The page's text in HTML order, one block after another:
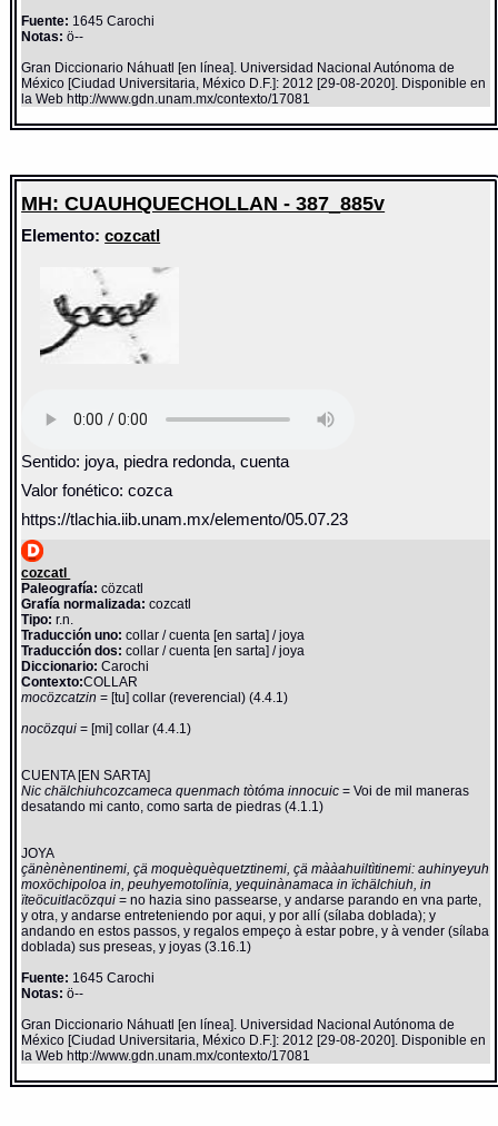
Fuente: 1645 Carochi
Notas: ö--
Gran Diccionario Náhuatl [en línea]. Universidad Nacional Autónoma de
México [Ciudad Universitaria, México D.F.]: 2012 [29-08-2020]. Disponible en
la Web http://www.gdn.unam.mx/contexto/17081
MH: CUAUHQUECHOLLAN - 387_885v
Elemento:cozcatl
Sentido: joya, piedra redonda, cuenta
Valor fonético: cozca
https://tlachia.iib.unam.mx/elemento/05.07.23
cozcatl
Paleografía: cözcatl
Grafía normalizada: cozcatl
Tipo: r.n.
Traducción uno: collar / cuenta [en sarta] / joya
Traducción dos: collar / cuenta [en sarta] / joya
Diccionario:Carochi
Contexto:COLLAR
mocözcatzin= [tu] collar (reverencial) (4.4.1)
nocözqui= [mi] collar (4.4.1)
CUENTA [EN SARTA]
Nic chälchiuhcozcameca quenmach tòtóma innocuic= Voi de mil maneras
desatando mi canto, como sarta de piedras (4.1.1)
JOYA
çänènènentinemi, çä moquèquèquetztinemi, çä mààahuiltìtinemi: auhinyeyuh
moxöchipoloa in, peuhyemotolïnia, yequinànamaca in ïchälchiuh, in
ïteöcuitlacözqui= no hazia sino passearse, y andarse parando en vna parte,
y otra, y andarse entreteniendo por aqui, y por allí (sílaba doblada); y
andando en estos passos, y regalos empeço à estar pobre, y à vender (sílaba
doblada) sus preseas, y joyas (3.16.1)
Fuente: 1645 Carochi
Notas: ö--
Gran Diccionario Náhuatl [en línea]. Universidad Nacional Autónoma de
México [Ciudad Universitaria, México D.F.]: 2012 [29-08-2020]. Disponible en
la Web http://www.gdn.unam.mx/contexto/17081